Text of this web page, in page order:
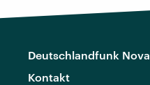
Deutschlandfunk Nova
Kontakt